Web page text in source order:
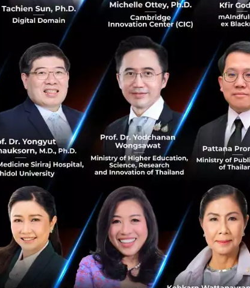
องฟังดูไร้สาระแน่นอนเมื่อเอามาใช้กับบริษัทสตาร์ทอั
ขนาดไม่กี่สิบตารางเมตร
ธ์ทางการตลาด บริษัทใหญ่ๆ ทุ่มงบประมาณจำนวนมาก
านานหลายปี การรับรู้ที่อยู่ในใจผู้บริโภคมีความแข็งแกร่ง
ลงทุนในแง่การตลาดและการสร้างแบรนด์ที่เกินกว่าเรื่
รผลาญเงินกับเรื่องไม่จำเป็น
ก่อนที่ทุกคนจะก้าวเท้าเข้าสู่ประตูดิสนีย์แลนด์ พวกเข
หนที่อีกด้านของประตู
ในใจของผู้บริโภคอย่างแน่นอน เพราะดิสนีย์แลนด์ทุ่มเท
อัปไม่มีทั้งชื่อเสียงที่จะสร้างประสบการณ์เหล่านั้นและไ
ข้ามาหาประสบการณ์กับสตาร์ทอัปของคุณ
ามสำเร็จของดิสนีย์แลนด์อาจจะเป็นความพยายามที่สูญเ